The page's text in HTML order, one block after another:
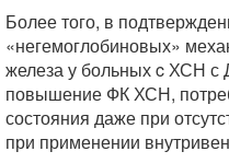
Более того, в
«негемоглобиновых»
железа у больных c ХСН с
повышение ФК ХСН,
состояния даже при
при применении